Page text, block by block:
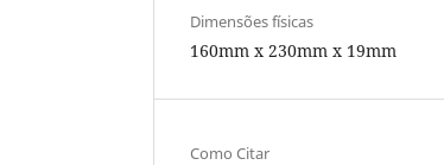
Dimensões físicas
160mm x 230mm x 19mm
Como Citar